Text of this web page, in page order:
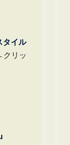
タイル
リッ